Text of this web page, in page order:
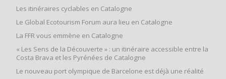
Les itinéraires cyclables en Catalogne
Le Global Ecotourism Forum aura lieu en Catalogne
La FFR vous emmène en Catalogne
« Les Sens de la Découverte » : un itinéraire accessible entre la
Costa Brava et les Pyrénées de Catalogne
Le nouveau port olympique de Barcelone est déjà une réalité